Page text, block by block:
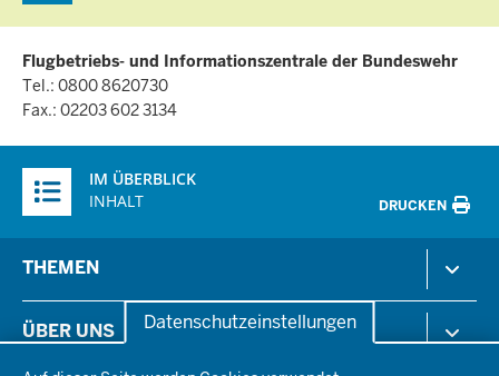
Datenschutzeinstellungen
Flugbetriebs- und Informationszentrale der Bundeswehr
Tel.: 0800 8620730
Fax.: 02203 602 3134
Inhalte
IM ÜBERBLICK
INHALT
DRUCKEN
in
der
Fußzeile
THEMEN
Gesundheit & Soziales
Kommunales & Wirtschaft
ÜBER UNS